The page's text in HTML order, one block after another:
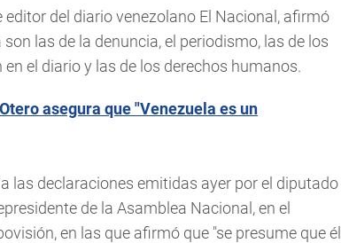
del diario venezolano El Nacional, afirmó
las de la denuncia, el periodismo, las de los
el diario y las de los derechos humanos.
asegura que "Venezuela es un
las declaraciones emitidas ayer por el diputado
de la Asamblea Nacional, en el
en las que afirmó que "se presume que él